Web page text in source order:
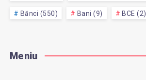
Bănci (550) Bani (9) BCE (2)
Meniu